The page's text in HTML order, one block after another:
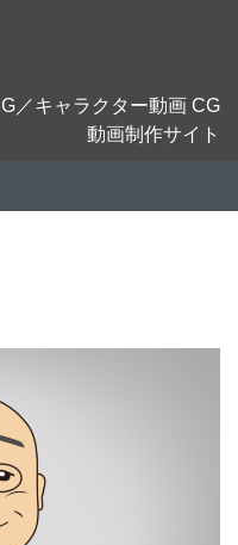
／キャラクター動画 CG
動画制作サイト